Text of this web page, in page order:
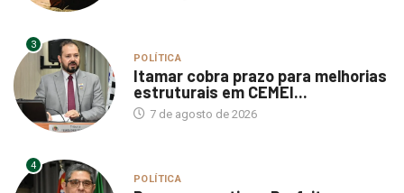
3
POLÍTICA
Itamar cobra prazo para melhorias
estruturais em CEMEI...
7 de agosto de 2026
4
POLÍTICA